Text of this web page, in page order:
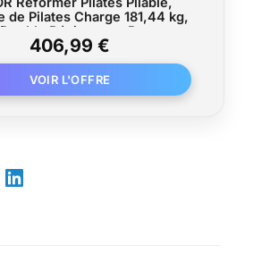
de Pilates Charge 181,44 kg,
Résistance, Ressort et
de Réformateur pour
Avancés et Débutants, Gym
Domicile Studio
406,99 €